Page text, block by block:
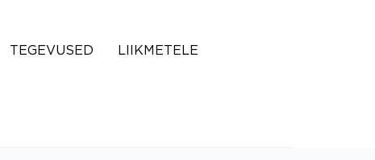
TEGEVUSED LIIKMETELE